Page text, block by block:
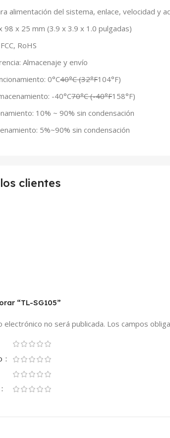
alimentación del sistema, enlace, velocidad y
98 x 25 mm (3.9 x 3.9 x 1.0 pulgadas)
RoHS
Almacenaje y envío
0°C40°C (32°F104°F)
-40°C70°C (-40°F158°F)
10% ~ 90% sin condensación
5%~90% sin condensación
clientes
“TL-SG105”
electrónico no será publicada. Los campos